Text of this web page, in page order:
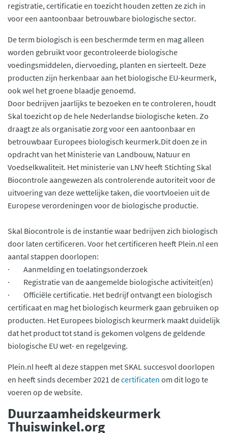
registratie, certificatie en toezicht houden zetten ze zich in
voor een aantoonbaar betrouwbare biologische sector.
De term biologisch is een beschermde term en mag alleen
worden gebruikt voor gecontroleerde biologische
voedingsmiddelen, diervoeding, planten en sierteelt. Deze
producten zijn herkenbaar aan het biologische EU-keurmerk,
ook wel het groene blaadje genoemd.
Door bedrijven jaarlijks te bezoeken en te controleren, houdt
Skal toezicht op de hele Nederlandse biologische keten. Zo
draagt ze als organisatie zorg voor een aantoonbaar en
betrouwbaar Europees biologisch keurmerk.Dit doen ze in
opdracht van het Ministerie van Landbouw, Natuur en
Voedselkwaliteit. Het ministerie van LNV heeft Stichting Skal
Biocontrole aangewezen als controlerende autoriteit voor de
uitvoering van deze wettelijke taken, die voortvloeien uit de
Europese verordeningen voor de biologische productie.
Skal Biocontrole is de instantie waar bedrijven zich biologisch
door laten certificeren. Voor het certificeren heeft Plein.nl een
aantal stappen doorlopen:
· Aanmelding en toelatingsonderzoek
· Registratie van de aangemelde biologische activiteit(en)
· Officiële certificatie. Het bedrijf ontvangt een biologisch
certificaat en mag het biologisch keurmerk gaan gebruiken op
producten. Het Europees biologisch keurmerk maakt duidelijk
dat het product tot stand is gekomen volgens de geldende
biologische EU wet- en regelgeving.
Plein.nl heeft al deze stappen met SKAL succesvol doorlopen
en heeft sinds december 2021 decertificaten om dit logo te
voeren op de website.
Duurzaamheidskeurmerk
Thuiswinkel.org